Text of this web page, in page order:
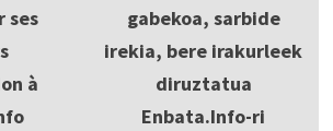
ses
à
gabekoa, sarbide
irekia, bere irakurleek
diruztatua
Enbata.Info-ri